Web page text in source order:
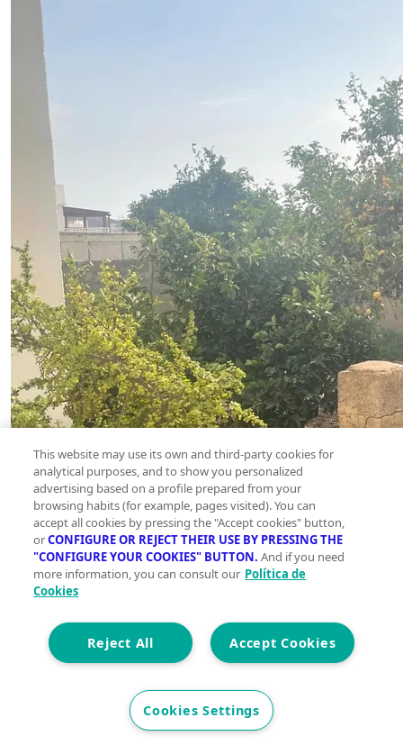
This website may use its own and third-party cookies for
analytical purposes, and to show you personalized
advertising based on a profile prepared from your
browsing habits (for example, pages visited). You can
accept all cookies by pressing the "Accept cookies" button,
orCONFIGURE OR REJECT THEIR USE BY PRESSING THE
"CONFIGURE YOUR COOKIES" BUTTON. And if you need
more information, you can consult our Política de
Cookies
Accept Cookies
Reject All
Cookies Settings